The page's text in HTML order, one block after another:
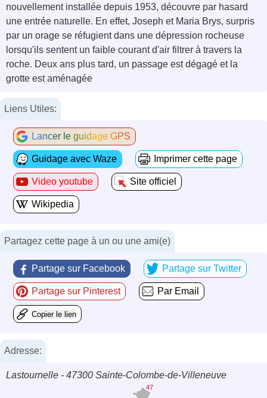
nouvellement installée depuis 1953, découvre par hasard
une entrée naturelle. En effet, Joseph et Maria Brys, surpris
par un orage se réfugient dans une dépression rocheuse
lorsqu'ils sentent un faible courant d'air filtrer à travers la
roche. Deux ans plus tard, un passage est dégagé et la
grotte est aménagée
Liens Utiles:
Lancer le guidage GPS
Guidage avec Waze Imprimer cette page
Video youtube Site officiel
Wikipedia
Partagez cette page à un ou une ami(e)
Partage sur Facebook Partage sur Twitter
Partage sur Pinterest Par Email
Copier le lien
Adresse:
Lastournelle - 47300 Sainte-Colombe-de-Villeneuve
47